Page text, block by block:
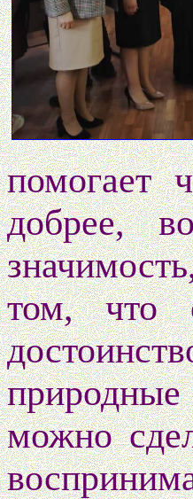
помогает
добрее,
том, что
можно